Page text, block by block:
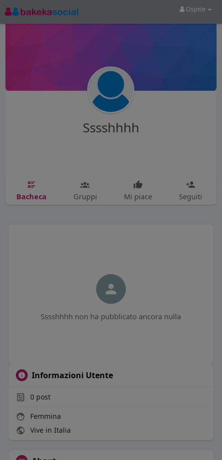
Ospite
Sssshhhh
Bacheca Gruppi Mi piace Seguiti
Sssshhhh non ha pubblicato ancora nulla
Informazioni Utente
0post
Femmina
Vive in Italia